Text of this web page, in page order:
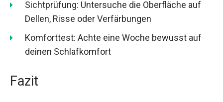
Sichtprüfung: Untersuche die Oberfläche auf
Dellen, Risse oder Verfärbungen
Komforttest: Achte eine Woche bewusst auf
deinen Schlafkomfort
Fazit